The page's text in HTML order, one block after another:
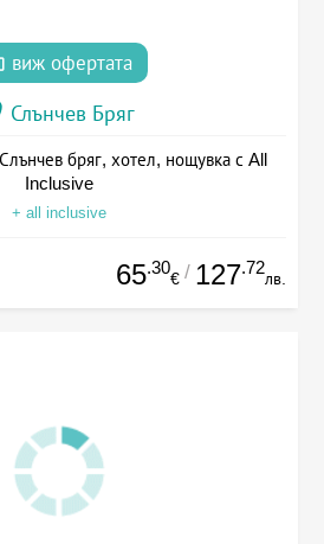
виж офертата
Слънчев Бряг
бряг, хотел, нощувка с All
Inclusive
+ all inclusive
65.30
€ / 127.72
лв.